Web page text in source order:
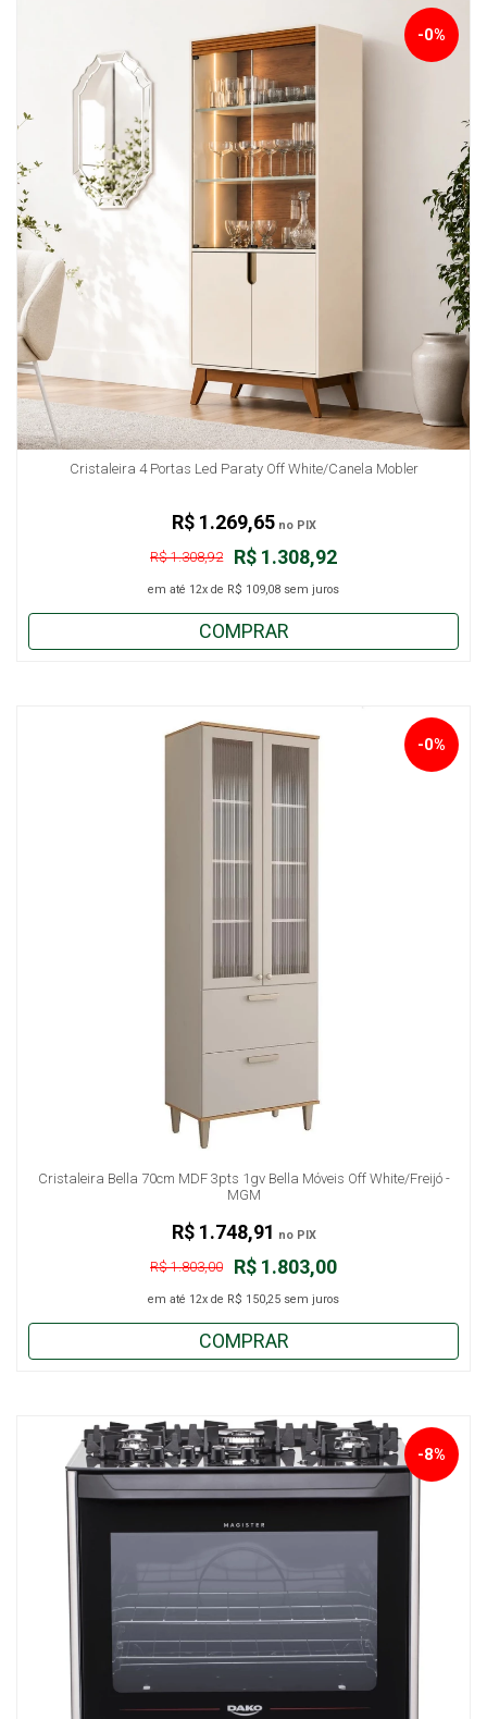
Cristaleira 4 Portas Led Paraty Off White/Canela Mobler
R$ 1.308,92
R$ 1.308,92
-0%
em até 12x de R$ 109,08 sem juros
R$ 1.269,65no PIX
COMPRAR
Cristaleira Bella 70cm MDF 3pts 1gv Bella Móveis Off White/Freijó -
MGM
R$ 1.803,00
R$ 1.803,00
-0%
em até 12x de R$ 150,25 sem juros
R$ 1.748,91 no PIX
COMPRAR
-8%